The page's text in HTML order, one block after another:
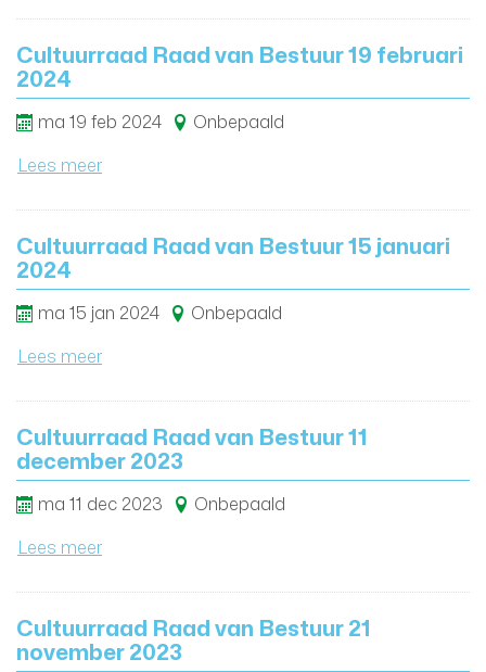
Cultuurraad Raad van Bestuur 19 februari
2024
ma 19 feb 2024 Onbepaald
Lees meer
Cultuurraad Raad van Bestuur 15 januari
2024
ma 15 jan 2024 Onbepaald
Lees meer
Cultuurraad Raad van Bestuur 11
december 2023
ma 11 dec 2023 Onbepaald
Lees meer
Cultuurraad Raad van Bestuur 21
november 2023